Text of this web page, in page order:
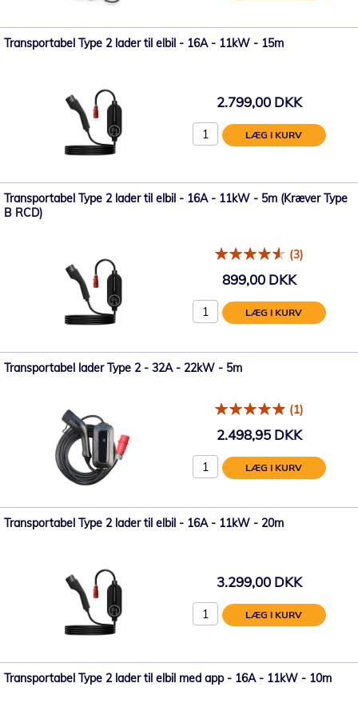
Transportabel Type 2 lader til elbil - 16A - 11kW - 15m
2.799,00 DKK
LÆG I KURV
Transportabel Type 2 lader til elbil - 16A - 11kW - 5m (Kræver Type
B RCD)
(3)
899,00 DKK
LÆG I KURV
Transportabel lader Type 2 - 32A - 22kW - 5m
(1)
2.498,95 DKK
LÆG I KURV
Transportabel Type 2 lader til elbil - 16A - 11kW - 20m
3.299,00 DKK
LÆG I KURV
Transportabel Type 2 lader til elbil med app - 16A - 11kW - 10m